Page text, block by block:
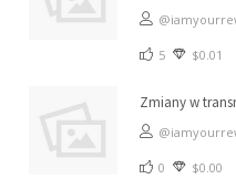
5 $0.01
Zmiany w
0 $0.00